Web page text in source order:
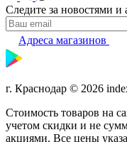
Следите за новостями и
Адреса магазинов
г. Краснодар © 2026
Стоимость товаров на
учетом скидки и не
акциями. Все цены